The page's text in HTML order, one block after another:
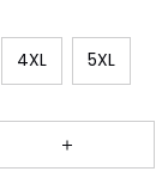
4XL
5XL